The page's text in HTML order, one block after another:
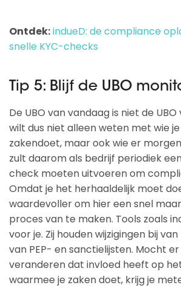
Ontdek:indueD: de compliance
snelle KYC-checks
Tip 5: Blijf de UBO
De UBO van vandaag is niet de
wilt dus niet alleen weten met wie
zakendoet, maar ook wie er
zult daarom als bedrijf periodiek
check moeten uitvoeren om
Omdat je het herhaaldelijk moet
waardevoller om hier een snel
proces van te maken. Tools zoals
voor je. Zij houden wijzigingen bij van
van PEP- en sanctielijsten. Mocht er
veranderen dat invloed heeft op
waarmee je zaken doet, krijg je